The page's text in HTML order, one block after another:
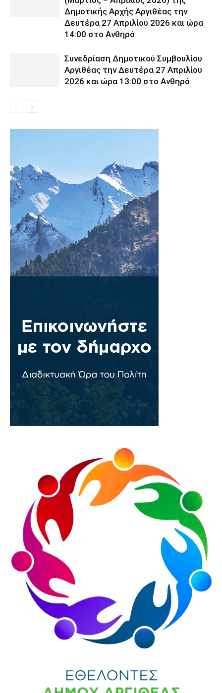
Δημοτικής Αρχής Αργιθέας την
Δευτέρα 27 Απριλίου 2026 και ώρα
14:00 στο Ανθηρό
Συνεδρίαση Δημοτικού Συμβουλίου
Αργιθέας την Δευτέρα 27 Απριλίου
2026 και ώρα 13:00 στο Ανθηρό